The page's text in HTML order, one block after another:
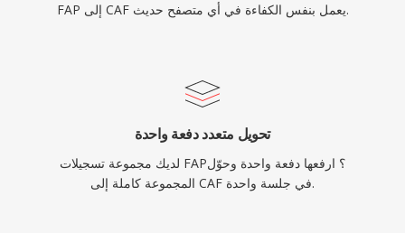
FAP إلى CAF يعمل بنفس الكفاءة في أي متصفح حديث.
تحويل متعدد دفعة واحدة
لديك مجموعة تسجيلات FAP؟ ارفعها دفعة واحدة وحوّل
المجموعة كاملة إلى CAF في جلسة واحدة.